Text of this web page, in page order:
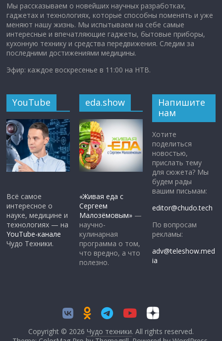
Мы рассказываем о новейших научных разработках,
гаджетах и технологиях, которые способны поменять и уже
меняют нашу жизнь. Мы испытываем на себе самые
интересные и впечатляющие гаджеты, бытовые приборы,
кухонную технику и средства передвижения. Следим за
последними достижениями медицины.
Эфир: каждое воскресенье в 11:00 на НТВ.
YouTube
Всё самое
интересное о
науке, медицине и
технологиях — на
YouTube-канале
Чудо Техники.
eda.show
«Живая еда с
Сергеем
Малозёмовым» —
научно-
кулинарная
программа о том,
что вредно, а что
полезно.
Напишите
нам
Хотите
поделиться
новостью,
прислать тему
для сюжета? Мы
будем рады
вашим письмам:
editor@chudo.tech
По вопросам
рекламы:
adv@teleshow.med
ia
Copyright © 2026 Чудо техники. All rights reserved.